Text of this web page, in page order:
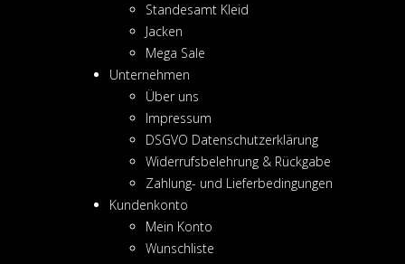
Standesamt Kleid
Jacken
Mega Sale
Unternehmen
Über uns
Impressum
DSGVO Datenschutzerklärung
Widerrufsbelehrung & Rückgabe
Zahlung- und Lieferbedingungen
Kundenkonto
Mein Konto
Wunschliste